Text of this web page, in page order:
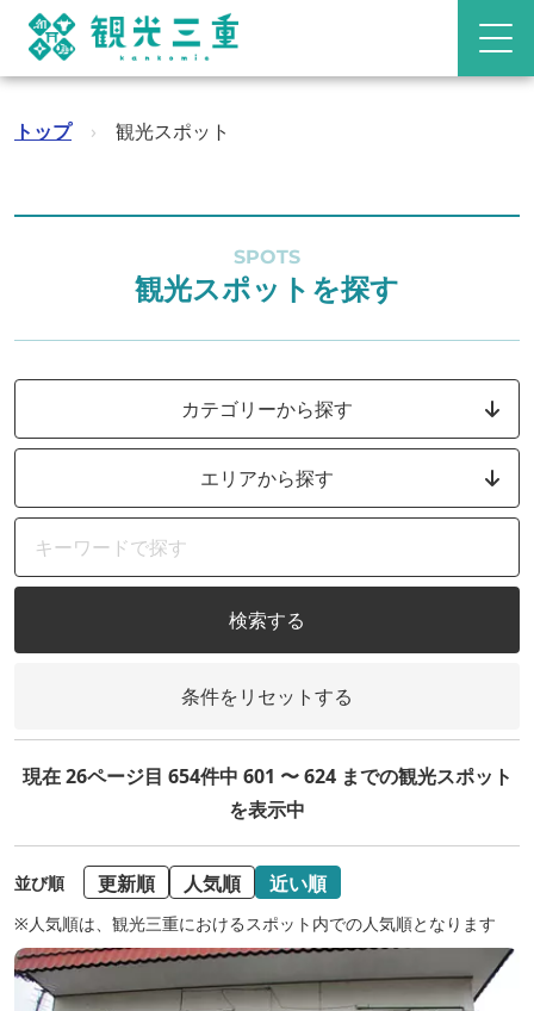
トップ › 観光スポット
SPOTS
観光スポットを探す
カテゴリーから探す
エリアから探す
検索する
条件をリセットする
現在 26ページ目 654件中 601 〜 624 までの観光スポット
を表示中
並び順 更新順 人気順 近い順
※人気順は、観光三重におけるスポット内での人気順となります